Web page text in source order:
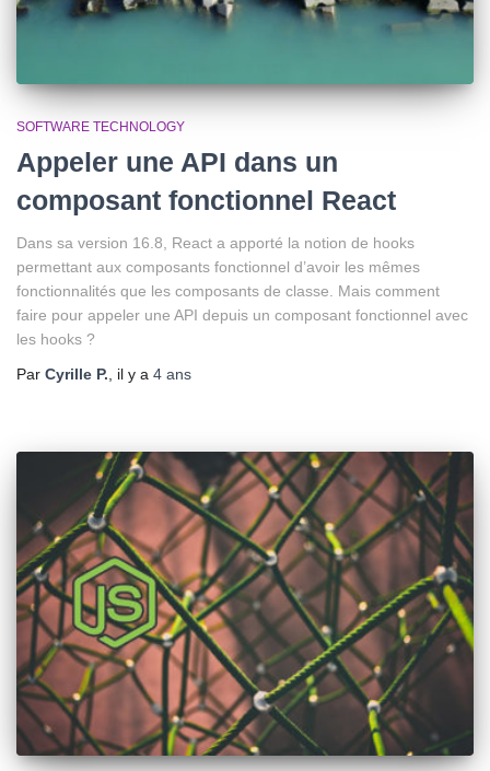
SOFTWARE TECHNOLOGY
Appeler une API dans un
composant fonctionnel React
Dans sa version 16.8, React a apporté la notion de hooks
permettant aux composants fonctionnel d’avoir les mêmes
fonctionnalités que les composants de classe. Mais comment
faire pour appeler une API depuis un composant fonctionnel avec
les hooks ?
Par Cyrille P. , il y a 4 ans